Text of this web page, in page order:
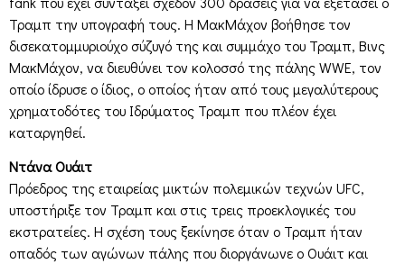
Τραμπ την υπογραφή τους. Η ΜακΜάχον βοήθησε τον
δισεκατομμυριούχο σύζυγό της και συμμάχο του Τραμπ, Βινς
ΜακΜάχον, να διευθύνει τον κολοσσό της πάλης WWE, τον
οποίο ίδρυσε ο ίδιος, ο οποίος ήταν από τους μεγαλύτερους
χρηματοδότες του Ιδρύματος Τραμπ που πλέον έχει
καταργηθεί.
Ντάνα Ουάιτ
Πρόεδρος της εταιρείας μικτών πολεμικών τεχνών UFC,
υποστήριξε τον Τραμπ και στις τρεις προεκλογικές του
εκστρατείες. Η σχέση τους ξεκίνησε όταν ο Τραμπ ήταν
οπαδός των αγώνων πάλης που διοργάνωνε ο Ουάιτ και